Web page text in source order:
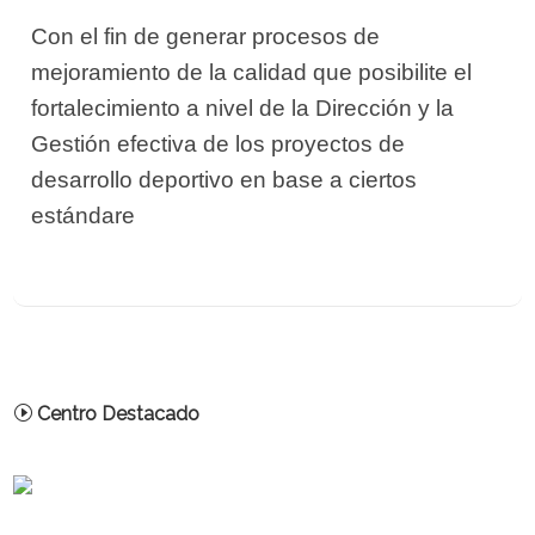
Con el fin de generar procesos de
mejoramiento de la calidad que posibilite el
fortalecimiento a nivel de la Dirección y la
Gestión efectiva de los proyectos de
desarrollo deportivo en base a ciertos
estándare
Centro Destacado